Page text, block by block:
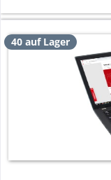
40 auf Lager